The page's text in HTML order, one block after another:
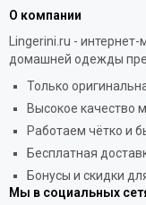
О компании
Lingerini.ru -
домашней одежды
Только
Высокое качество
Работаем чётко и
Бесплатная
Бонусы и скидки
Мы в социальных